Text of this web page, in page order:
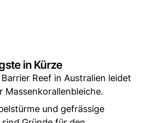
in Kürze
Reef in Australien leidet
Massenkorallenbleiche.
und gefrässige